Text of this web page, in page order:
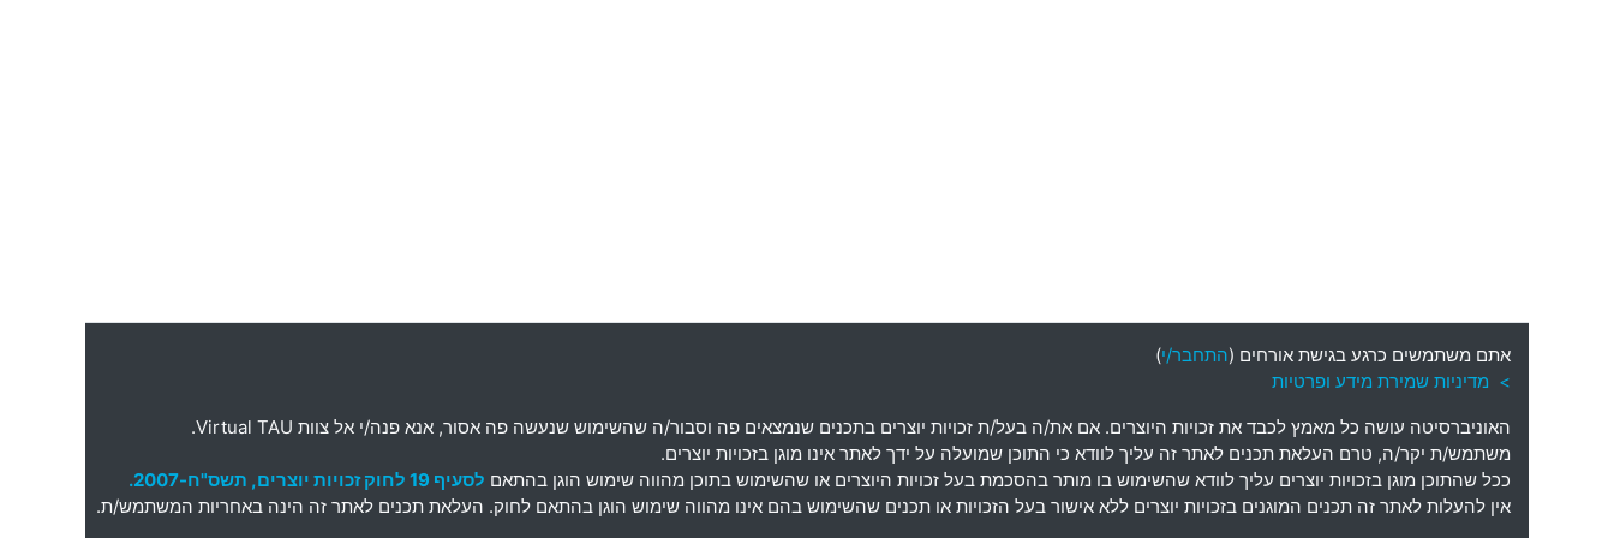
אתם משתמשים כרגע בגישת אורחים (התחבר/י)
> מדיניות שמירת מידע ופרטיות
האוניברסיטה עושה כל מאמץ לכבד את זכויות היוצרים. אם את/ה בעל/ת זכויות יוצרים בתכנים שנמצאים פה וסבור/ה שהשימוש שנעשה פה אסור, אנא פנה/י אל צוות Virtual TAU.
משתמש/ת יקר/ה, טרם העלאת תכנים לאתר זה עליך לוודא כי התוכן שמועלה על ידך לאתר אינו מוגן בזכויות יוצרים.
ככל שהתוכן מוגן בזכויות יוצרים עליך לוודא שהשימוש בו מותר בהסכמת בעל זכויות היוצרים או שהשימוש בתוכן מהווה שימוש הוגן בהתאם לסעיף 19 לחוק זכויות יוצרים, תשס"ח-2007.
אין להעלות לאתר זה תכנים המוגנים בזכויות יוצרים ללא אישור בעל הזכויות או תכנים שהשימוש בהם אינו מהווה שימוש הוגן בהתאם לחוק. העלאת תכנים לאתר זה הינה באחריות המשתמש/ת.